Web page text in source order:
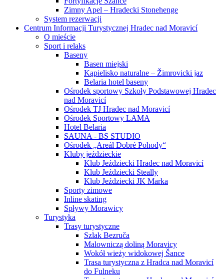
Zimny Apel – Hradecki Stonehenge
System rezerwacji
Centrum Informacji Turystycznej Hradec nad Moravicí
O mieście
Sport i relaks
Baseny
Basen miejski
Kąpielisko naturalne – Žimrovicki jaz
Belaria hotel baseny
Ośrodek sportowy Szkoły Podstawowej Hradec
nad Moravicí
Ośrodek TJ Hradec nad Moravicí
Ośrodek Sportowy LAMA
Hotel Belaria
SAUNA - BS STUDIO
Ośrodek „Areál Dobré Pohody“
Kluby jeździeckie
Klub Jeździecki Hradec nad Moravicí
Klub Jeździecki Steally
Klub Jeździecki JK Marka
Sporty zimowe
Inline skating
Spływy Morawicy
Turystyka
Trasy turystyczne
Szlak Bezruča
Malowniczą doliną Moravicy
Wokół wieży widokowej Šance
Trasa turystyczna z Hradca nad Moravicí
do Fulneku